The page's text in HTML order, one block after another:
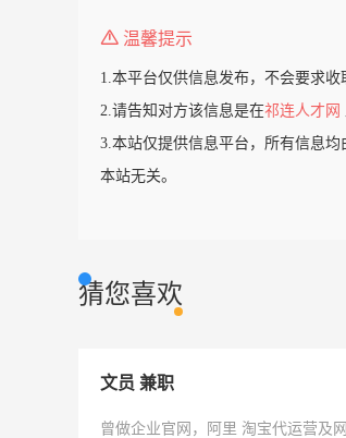
温馨提示
1.本平台仅供信息发布，不会要求收
2.请告知对方该信息是在祁连人才网
3.本站仅提供信息平台，所有信息
本站无关。
猜您喜欢
文员 兼职
曾做企业官网，阿里 淘宝代运营及网